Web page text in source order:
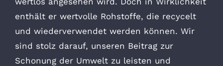
enthält er wertvolle Rohstoffe, die recycelt
und wiederverwendet werden können. Wir
sind stolz darauf, unseren Beitrag zur
Schonung der Umwelt zu leisten und